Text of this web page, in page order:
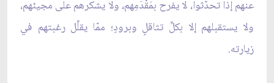
عنهم إذا تحدّثوا، لا يفرح بمَقْدَمِهم، ولا يشكرهم على مجيئهم،
ولا يستقبلهم إلا بكلِّ تثاقلٍ وبرودٍ؛ ممّا يقلِّل رغبتهم في
زيارته.